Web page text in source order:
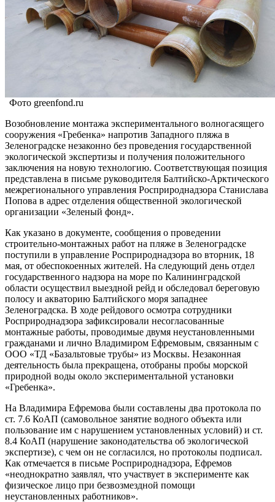
Фото greenfond.ru
Возобновление монтажа экспериментального волногасящего
сооружения «Гребенка» напротив Западного пляжа в
Зеленоградске незаконно без проведения государственной
экологической экспертизы и получения положительного
заключения на новую технологию. Соответствующая позиция
представлена в письме руководителя Балтийско-Арктического
межрегионального управления Росприроднадзора Станислава
Попова в адрес отделения общественной экологической
организации «Зеленый фонд».
Как указано в документе, сообщения о проведении
строительно-монтажных работ на пляже в Зеленоградске
поступили в управление Росприроднадзора во вторник, 18
мая, от обеспокоенных жителей. На следующий день отдел
государственного надзора на море по Калининградской
области осуществил выездной рейд и обследовал береговую
полосу и акваторию Балтийского моря западнее
Зеленоградска. В ходе рейдового осмотра сотрудники
Росприроднадзора зафиксировали несогласованные
монтажные работы, проводимые двумя неустановленными
гражданами и лично Владимиром Ефремовым, связанным с
ООО «ТД «Базальтовые трубы» из Москвы. Незаконная
деятельность была прекращена, отобраны пробы морской
природной воды около экспериментальной установки
«Гребенка».
На Владимира Ефремова были составлены два протокола по
ст. 7.6 КоАП (самовольное занятие водного объекта или
пользование им с нарушением установленных условий) и ст.
8.4 КоАП (нарушение законодательства об экологической
экспертизе), с чем он не согласился, но протоколы подписал.
Как отмечается в письме Росприроднадзора, Ефремов
«неоднократно заявлял, что участвует в эксперименте как
физическое лицо при безвозмездной помощи
неустановленных работников».